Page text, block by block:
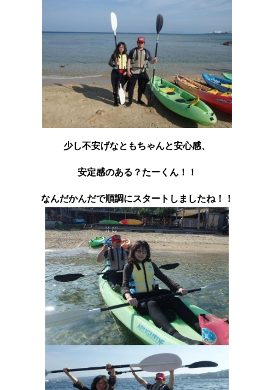
少し不安げなともちゃんと安心感、
安定感のある？たーくん！！
なんだかんだで順調にスタートしましたね！！